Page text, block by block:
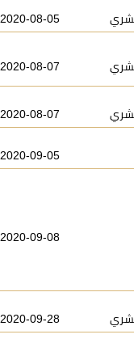
2020-08-05
2020-08-07
2020-08-07
2020-09-05
2020-09-08
2020-09-28